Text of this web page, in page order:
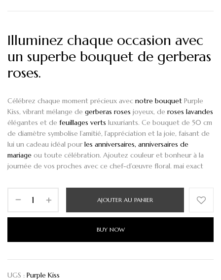
Illuminez chaque occasion avec
un superbe bouquet de gerberas
roses.
Célébrez chaque moment précieux avec notre bouquet Purple
Kiss, vibrant mélange de gerberas roses joyeux, de roses lavandes
élégantes et de feuillages verts luxuriants. Ce bouquet de 50 cm
de diamètre symbolise l’amitié, l’appréciation et la joie, faisant de
lui un cadeau idéal pourles anniversaires, anniversaires de
mariage ou toute célébration. Ajoutez couleur et bonheur à la
journée de vos proches avec ce chef-d’œuvre floral. mai exact
AJOUTER AU PANIER
BUY NOW
UGS : Purple Kiss